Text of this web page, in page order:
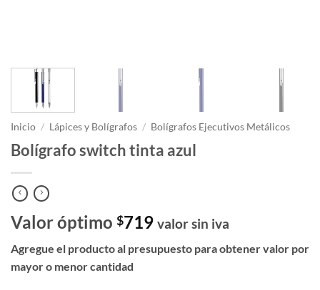
Inicio / Lápices y Bolígrafos / Bolígrafos Ejecutivos Metálicos
Bolígrafo switch tinta azul
Valor óptimo $719 valor sin iva
Agregue el producto al presupuesto para obtener valor por
mayor o menor cantidad